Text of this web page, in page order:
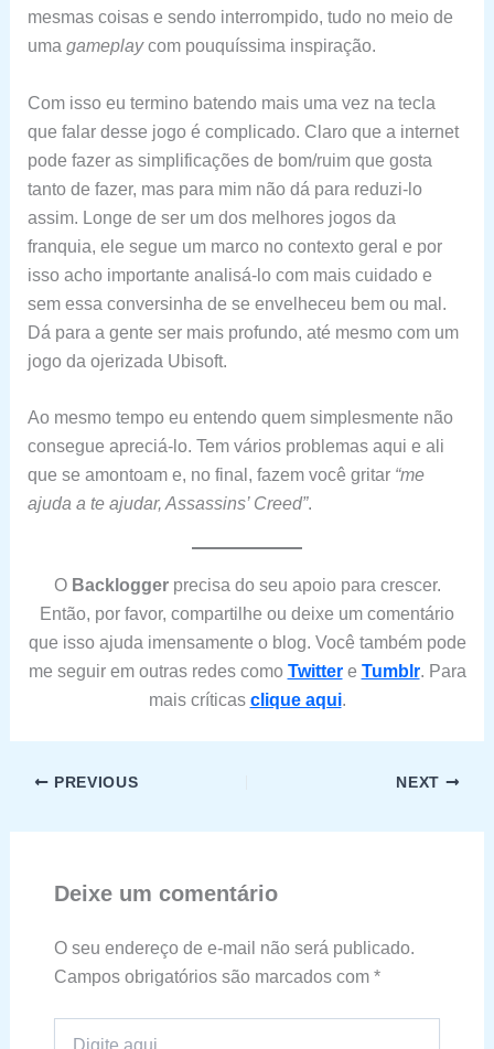
mesmas coisas e sendo interrompido, tudo no meio de
uma gameplaycom pouquíssima inspiração.
Com isso eu termino batendo mais uma vez na tecla
que falar desse jogo é complicado. Claro que a internet
pode fazer as simplificações de bom/ruim que gosta
tanto de fazer, mas para mim não dá para reduzi-lo
assim. Longe de ser um dos melhores jogos da
franquia, ele segue um marco no contexto geral e por
isso acho importante analisá-lo com mais cuidado e
sem essa conversinha de se envelheceu bem ou mal.
Dá para a gente ser mais profundo, até mesmo com um
jogo da ojerizada Ubisoft.
Ao mesmo tempo eu entendo quem simplesmente não
consegue apreciá-lo. Tem vários problemas aqui e ali
que se amontoam e, no final, fazem você gritar “me
ajuda a te ajudar, Assassins’ Creed”.
O Backloggerprecisa do seu apoio para crescer.
Então, por favor, compartilhe ou deixe um comentário
que isso ajuda imensamente o blog. Você também pode
me seguir em outras redes como Twittere Tumblr. Para
mais críticas clique aqui.
PREVIOUS NEXT
Deixe um comentário
O seu endereço de e-mail não será publicado.
Campos obrigatórios são marcados com *